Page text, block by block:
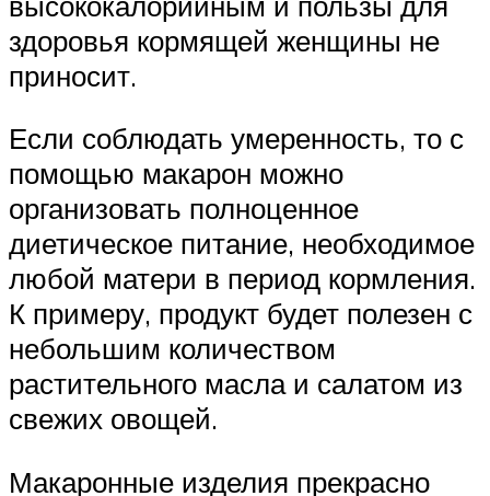
здоровья кормящей женщины не
приносит.
Если соблюдать умеренность, то с
помощью макарон можно
организовать полноценное
диетическое питание, необходимое
любой матери в период кормления.
К примеру, продукт будет полезен с
небольшим количеством
растительного масла и салатом из
свежих овощей.
Макаронные изделия прекрасно